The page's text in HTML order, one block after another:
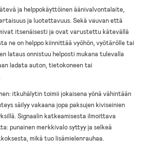
ja helppokäyttöinen äänivalvontalaite,
ja luotettavuus. Sekä vauvan että
itsenäisesti ja ovat varustettu kätevällä
ne on helppo kiinnittää vyöhön, vyötärölle tai
lataus onnistuu helposti mukana tulevalla
ladata auton, tietokoneen tai
itkuhälytin toimii jokaisena yönä vähintään
säilyy vakaana jopa paksujen kiviseinien
Signaalin katkeamisesta ilmoittava
punainen merkkivalo syttyy ja selkeä
mikä tuo lisämielenrauhaa.